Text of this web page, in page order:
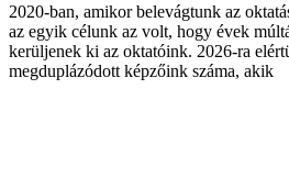
2020-ban, amikor belevágtunk az
az egyik célunk az volt, hogy évek
kerüljenek ki az oktatóink. 2026-ra
megduplázódott képzőink száma, akik